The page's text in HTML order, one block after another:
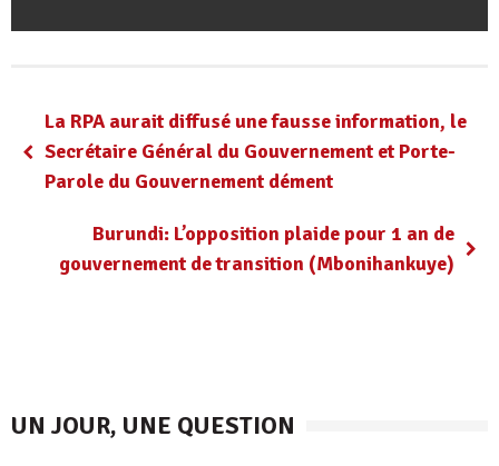
La RPA aurait diffusé une fausse information, le
Secrétaire Général du Gouvernement et Porte-
Parole du Gouvernement dément
Burundi: L’opposition plaide pour 1 an de
gouvernement de transition (Mbonihankuye)
UN JOUR, UNE QUESTION